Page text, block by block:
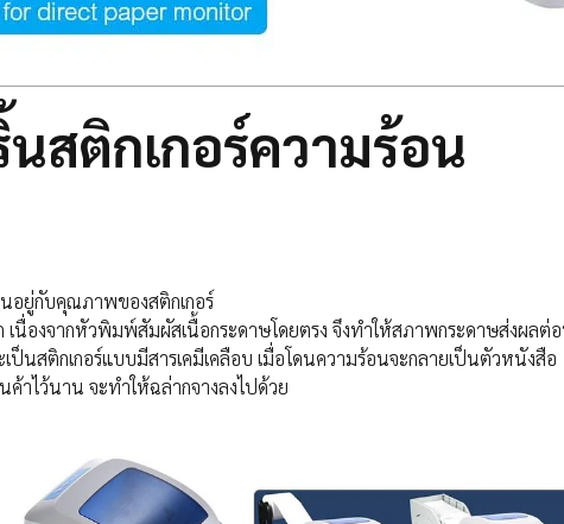
สติกเกอร์ความร้อน
อยู่กับคุณภาพของสติกเกอร์
องจากหัวพิมพ์สัมผัสเนื้อกระดาษโดยตรง จึงทำให้สภาพกระดาษส่งผล
นสติกเกอร์แบบมีสารเคมีเคลือบ เมื่อโดนความร้อนจะกลายเป็นตัวหนังสือ
าไว้นาน จะทำให้ฉล่ากจางลงไปด้วย